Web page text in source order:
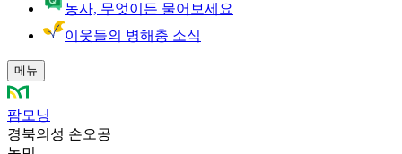
농사, 무엇이든 물어보세요
이웃들의 병해충 소식
메뉴
팜모닝
경북의성 손오공